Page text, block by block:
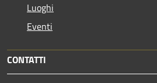
Luoghi
Eventi
CONTATTI